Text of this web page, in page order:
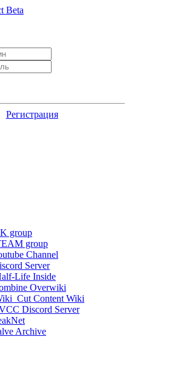
Регистрация
group
group
Channel
Server
Life Inside
Overwiki
Cut Content Wiki
Discord Server
Archive